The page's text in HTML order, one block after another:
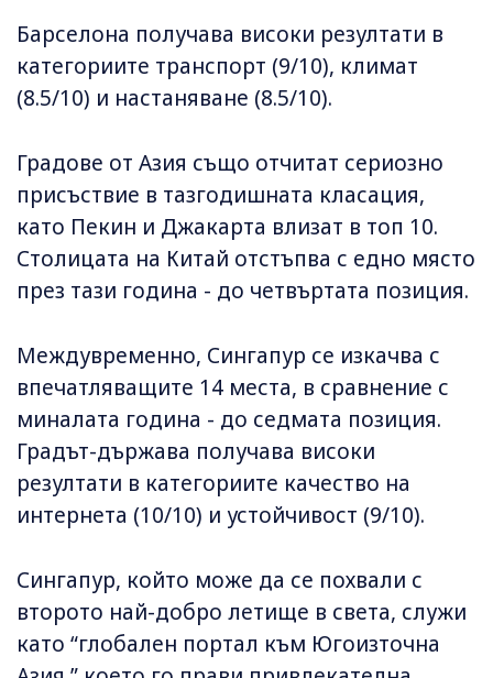
Барселона получава високи резултати в
категориите транспорт (9/10), климат
(8.5/10) и настаняване (8.5/10).
Градове от Азия също отчитат сериозно
присъствие в тазгодишната класация,
като Пекин и Джакарта влизат в топ 10.
Столицата на Китай отстъпва с едно място
през тази година - до четвъртата позиция.
Междувременно, Сингапур се изкачва с
впечатляващите 14 места, в сравнение с
миналата година - до седмата позиция.
Градът-държава получава високи
резултати в категориите качество на
интернета (10/10) и устойчивост (9/10).
Сингапур, който може да се похвали с
второто най-добро летище в света, служи
като “глобален портал към Югоизточна